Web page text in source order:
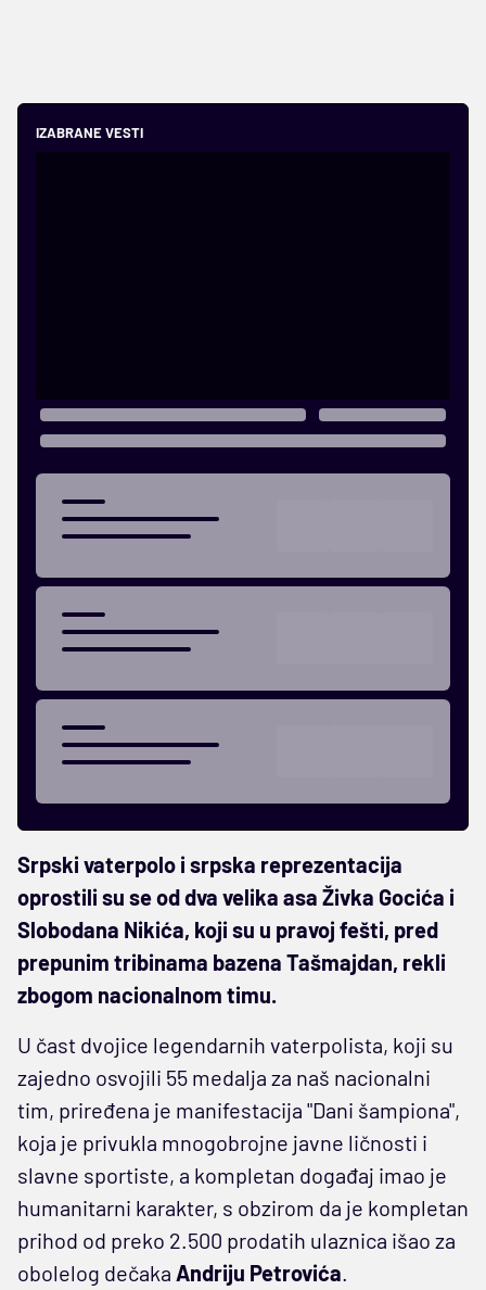
IZABRANE VESTI
Srpski vaterpolo i srpska reprezentacija
oprostili su se od dva velika asa Živka Gocića i
Slobodana Nikića, koji su u pravoj fešti, pred
prepunim tribinama bazena Tašmajdan, rekli
zbogom nacionalnom timu.
U čast dvojice legendarnih vaterpolista, koji su
zajedno osvojili 55 medalja za naš nacionalni
tim, priređena je manifestacija "Dani šampiona",
koja je privukla mnogobrojne javne ličnosti i
slavne sportiste, a kompletan događaj imao je
humanitarni karakter, s obzirom da je kompletan
prihod od preko 2.500 prodatih ulaznica išao za
obolelog dečaka Andriju Petrovića.